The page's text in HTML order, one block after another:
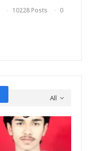
10228 Posts
0
All